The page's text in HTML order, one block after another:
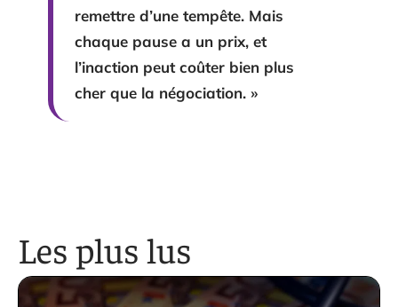
remettre d’une tempête. Mais
chaque pause a un prix, et
l’inaction peut coûter bien plus
cher que la négociation. »
Les plus lus